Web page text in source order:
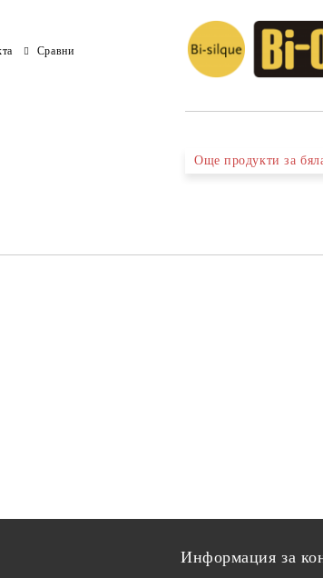
Още продукти за
Сравни
Информация за